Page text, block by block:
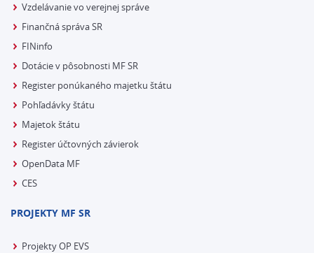
Vzdelávanie vo verejnej správe
Finančná správa SR
FINinfo
Dotácie v pôsobnosti MF SR
Register ponúkaného majetku štátu
Pohľadávky štátu
Majetok štátu
Register účtovných závierok
OpenData MF
CES
PROJEKTY MF SR
Projekty OP EVS